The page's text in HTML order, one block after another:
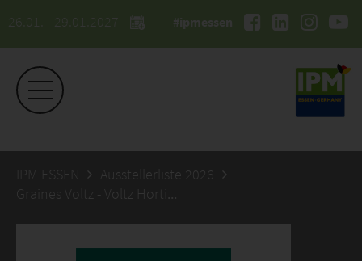
26.01. - 29.01.2027 #ipmessen
IPM ESSEN
Ausstellerliste 2026
Graines Voltz - Voltz Horticulture